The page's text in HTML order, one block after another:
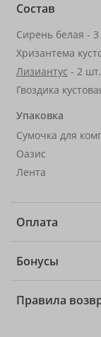
Состав
Сирень белая -
Хризантема
Лизиантус - 2 шт.
Гвоздика
Упаковка
Сумочка для
Оазис
Лента
Оплата
Бонусы
Правила